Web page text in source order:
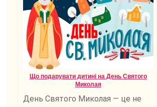
Що подарувати дитині на День Святого
Миколая
День Святого Миколая — це не